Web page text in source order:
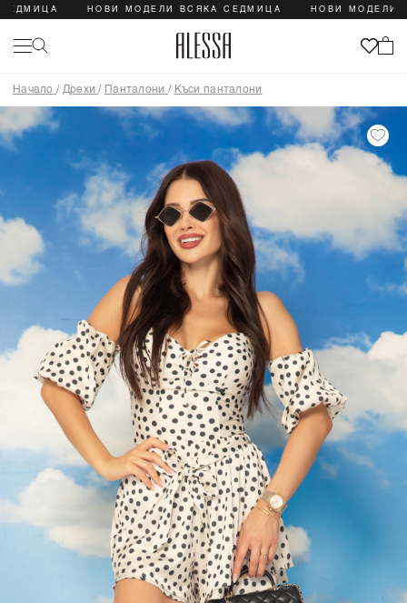
НОВИ МОДЕЛИ ВСЯКА СЕДМИЦА НОВИ МОДЕЛИ
Начало / Дрехи / Панталони / Къси панталони